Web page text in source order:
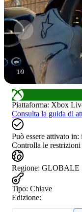
1/9
Piattaforma: Xbox
Consulta la guida di
Può essere attivato in:
Controlla le restrizioni
Regione: GLOBALE
Tipo: Chiave
Edizione: